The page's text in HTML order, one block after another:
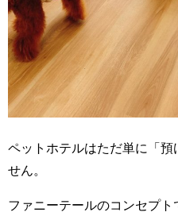
ペットホテルはただ単に「
せん。
ファニーテールのコンセプ